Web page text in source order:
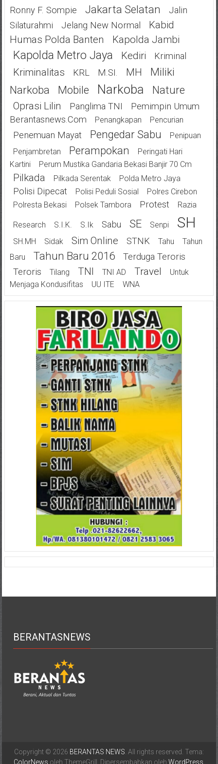
Ronny F. Sompie
Jakarta Selatan
Jalin
Silaturahmi
Jelang New Normal
Kabid
Humas Polda Banten
Kapolda Jambi
Kapolda Metro Jaya Kediri Kriminal
Kriminalitas KRL M.SI. MH
Miliki
Narkoba
Mobile Narkoba Nature
Oprasi Lilin Panglima TNI
Pemimpin Umum
Berantasnews.com
Penangkapan Pencurian
Penemuan Mayat Pengedar Sabu
Penipuan
Penjambretan
Perampokan
Peringati Hari
Kartini
Perum Mustika Gandaria Bekasi Banjir 70 Cm
Pilkada Pilkada Serentak Polda Metro Jaya
Polisi Dipecat Polisi Peduli Sosial
Polres Cirebon
Polresta Bekasi
Polsek Tambora Protest Razia
Research S.I.K. S.Ik Sabu SE Senpi SH
SH.MH Sidak Sim Online STNK Tahu
Tahun
Baru
Tahun Baru 2016
Terduga Teroris
Teroris
Tilang TNI TNI AD Travel
Untuk
Menjaga Kondusifitas
UU ITE WNA
BERANTASNEWS
Copyright © 2026 BERANTAS NEWS . All rights reserved. Tema:
ColorNews oleh ThemeGrill. Dipersembahkan oleh WordPress